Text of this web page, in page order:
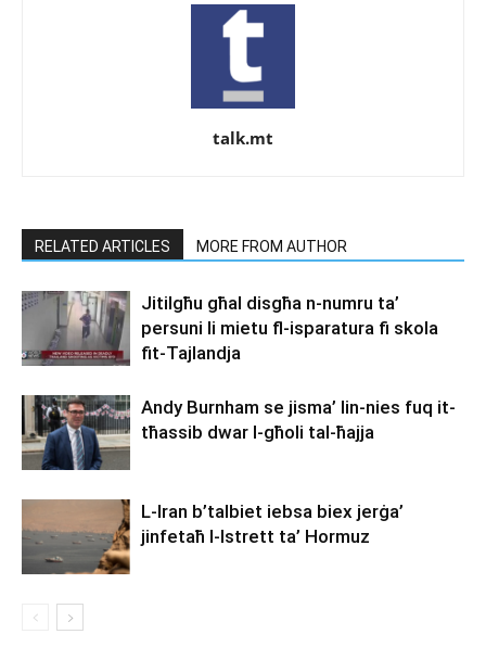
talk.mt
RELATED ARTICLES MORE FROM AUTHOR
Jitilgħu għal disgħa n-numru ta’
persuni li mietu fl-isparatura fi skola
fit-Tajlandja
Andy Burnham se jisma’ lin-nies fuq it-
tħassib dwar l-għoli tal-ħajja
L-Iran b’talbiet iebsa biex jerġa’
jinfetaħ l-Istrett ta’ Hormuz